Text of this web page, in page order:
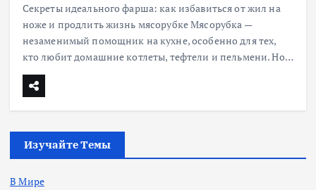
Секреты идеального фарша: как избавиться от жил на
ноже и продлить жизнь мясорубке Мясорубка —
незаменимый помощник на кухне, особенно для тех,
кто любит домашние котлеты, тефтели и пельмени. Но…
Изучайте Темы
В Мире